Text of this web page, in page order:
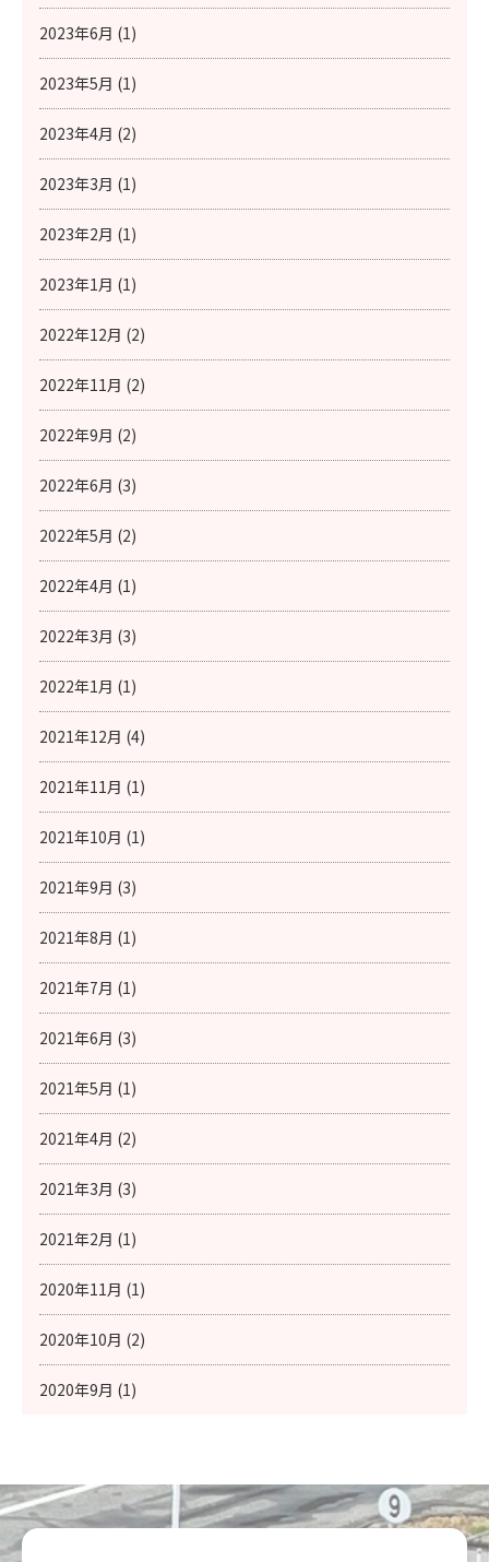
2023年6月 (1)
2023年5月 (1)
2023年4月 (2)
2023年3月 (1)
2023年2月 (1)
2023年1月 (1)
2022年12月 (2)
2022年11月 (2)
2022年9月 (2)
2022年6月 (3)
2022年5月 (2)
2022年4月 (1)
2022年3月 (3)
2022年1月 (1)
2021年12月 (4)
2021年11月 (1)
2021年10月 (1)
2021年9月 (3)
2021年8月 (1)
2021年7月 (1)
2021年6月 (3)
2021年5月 (1)
2021年4月 (2)
2021年3月 (3)
2021年2月 (1)
2020年11月 (1)
2020年10月 (2)
2020年9月 (1)